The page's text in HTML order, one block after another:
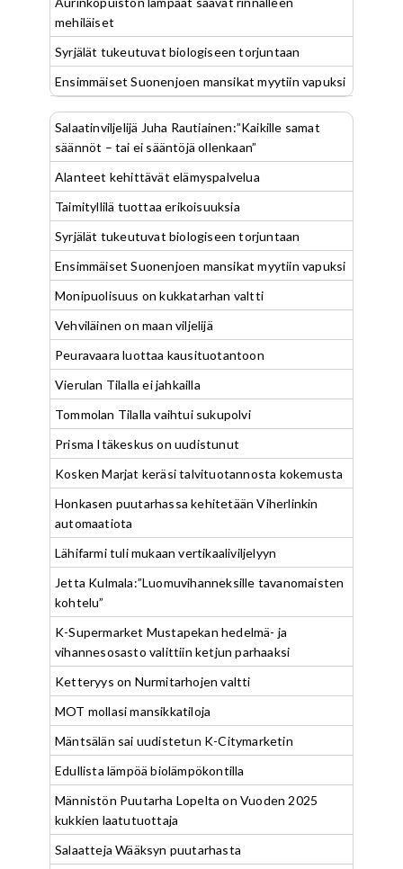
mehiläiset
Syrjälät tukeutuvat biologiseen torjuntaan
Ensimmäiset Suonenjoen mansikat myytiin vapuksi
Salaatinviljelijä Juha Rautiainen:”Kaikille samat
säännöt – tai ei sääntöjä ollenkaan”
Alanteet kehittävät elämyspalvelua
Taimityllilä tuottaa erikoisuuksia
Syrjälät tukeutuvat biologiseen torjuntaan
Ensimmäiset Suonenjoen mansikat myytiin vapuksi
Monipuolisuus on kukkatarhan valtti
Vehviläinen on maan viljelijä
Peuravaara luottaa kausituotantoon
Vierulan Tilalla ei jahkailla
Tommolan Tilalla vaihtui sukupolvi
Prisma Itäkeskus on uudistunut
Kosken Marjat keräsi talvituotannosta kokemusta
Honkasen puutarhassa kehitetään Viherlinkin
automaatiota
Lähifarmi tuli mukaan vertikaaliviljelyyn
Jetta Kulmala:”Luomuvihanneksille tavanomaisten
kohtelu”
K-Supermarket Mustapekan hedelmä- ja
vihannesosasto valittiin ketjun parhaaksi
Ketteryys on Nurmitarhojen valtti
MOT mollasi mansikkatiloja
Mäntsälän sai uudistetun K-Citymarketin
Edullista lämpöä biolämpökontilla
Männistön Puutarha Lopelta on Vuoden 2025
kukkien laatutuottaja
Salaatteja Wääksyn puutarhasta